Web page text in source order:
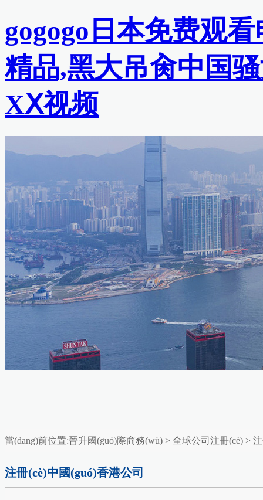
gogogo日本免费观
精品,黑大吊肏中国
XⅩ视频
當(dāng)前位置:晉升國(guó)際商務(wù) > 全球公司注冊(cè) >
注冊(cè)中國(guó)香港公司